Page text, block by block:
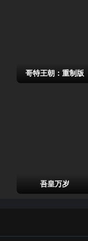
哥特王朝：重制版
吾皇万岁